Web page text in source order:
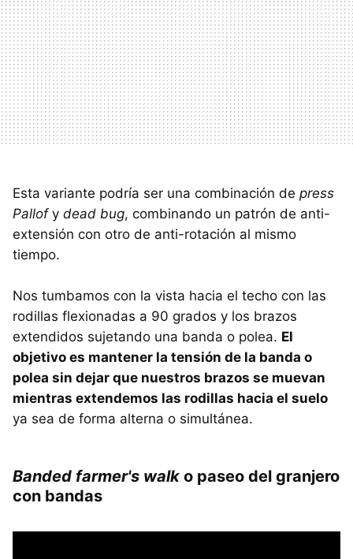
Esta variante podría ser una combinación de press
Pallofy dead bug, combinando un patrón de anti-
extensión con otro de anti-rotación al mismo
tiempo.
Nos tumbamos con la vista hacia el techo con las
rodillas flexionadas a 90 grados y los brazos
extendidos sujetando una banda o polea. El
objetivo es mantener la tensión de la banda o
polea sin dejar que nuestros brazos se muevan
mientras extendemos las rodillas hacia el suelo
ya sea de forma alterna o simultánea.
Banded farmer's walk o paseo del granjero
con bandas